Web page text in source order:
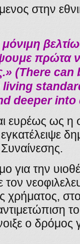
στην
πρώτα
(There can
deeper into
ευρέως ως η
για την
ο δρόμος